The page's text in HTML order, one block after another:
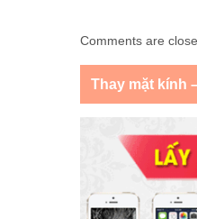
Comments are
Thay mặt kính